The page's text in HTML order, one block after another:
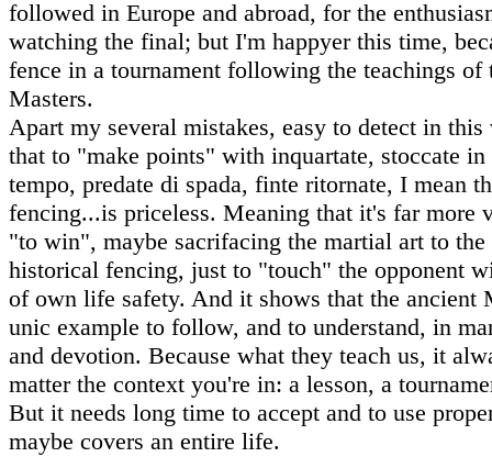
followed in Europe and abroad, for the
watching the final; but I'm happyer this time,
fence in a tournament following the teachings of
Masters.
Apart my several mistakes, easy to detect in
that to "make points" with inquartate, stoccate in
tempo, predate di spada, finte ritornate, I mean
fencing...is priceless. Meaning that it's far more
"to win", maybe sacrifacing the martial art to the
historical fencing, just to "touch" the opponent
of own life safety. And it shows that the ancient
unic example to follow, and to understand, in
and devotion. Because what they teach us, it
matter the context you're in: a lesson, a
But it needs long time to accept and to use
maybe covers an entire life.